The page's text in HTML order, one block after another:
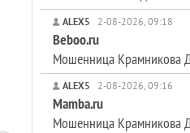
ALEX5 2-08-2026, 09:18
Beboo.ru
Мошенница Крамникова
ALEX5 2-08-2026, 09:16
Mamba.ru
Мошенница Крамникова